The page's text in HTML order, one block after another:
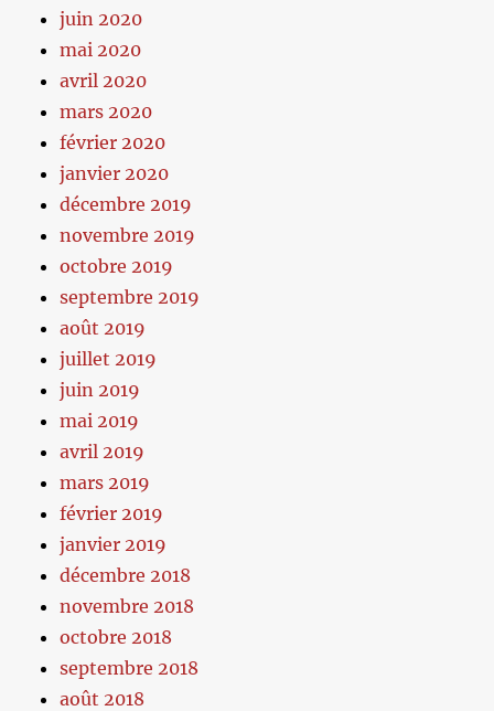
juin 2020
mai 2020
avril 2020
mars 2020
février 2020
janvier 2020
décembre 2019
novembre 2019
octobre 2019
septembre 2019
août 2019
juillet 2019
juin 2019
mai 2019
avril 2019
mars 2019
février 2019
janvier 2019
décembre 2018
novembre 2018
octobre 2018
septembre 2018
août 2018